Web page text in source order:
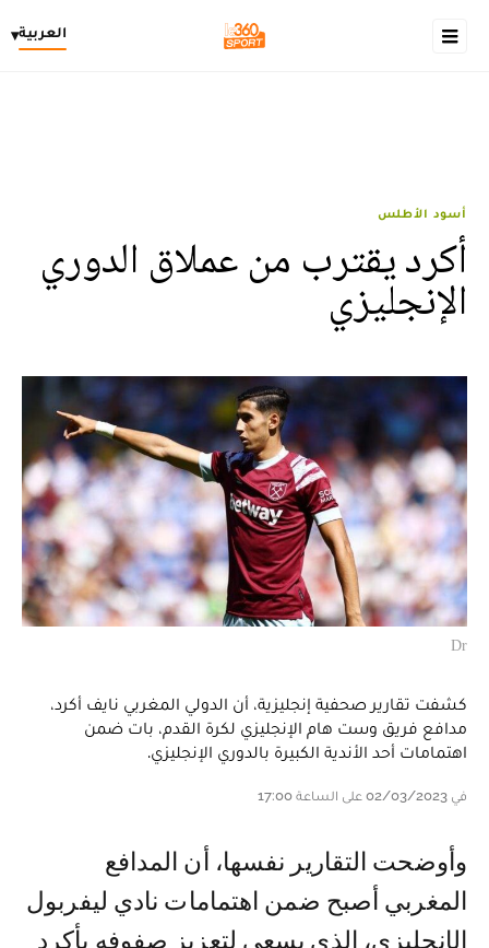
العربية▾
أسود الأطلس
أكرد يقترب من عملاق الدوري
الإنجليزي
Dr
كشفت تقارير صحفية إنجليزية، أن الدولي المغربي نايف أكرد،
مدافع فريق وست هام الإنجليزي لكرة القدم، بات ضمن
اهتمامات أحد الأندية الكبيرة بالدوري الإنجليزي.
في 02/03/2023 على الساعة 17:00
وأوضحت التقارير نفسها، أن المدافع
المغربي أصبح ضمن اهتمامات نادي ليفربول
الإنجليزي، الذي يسعى لتعزيز صفوفه بأكرد